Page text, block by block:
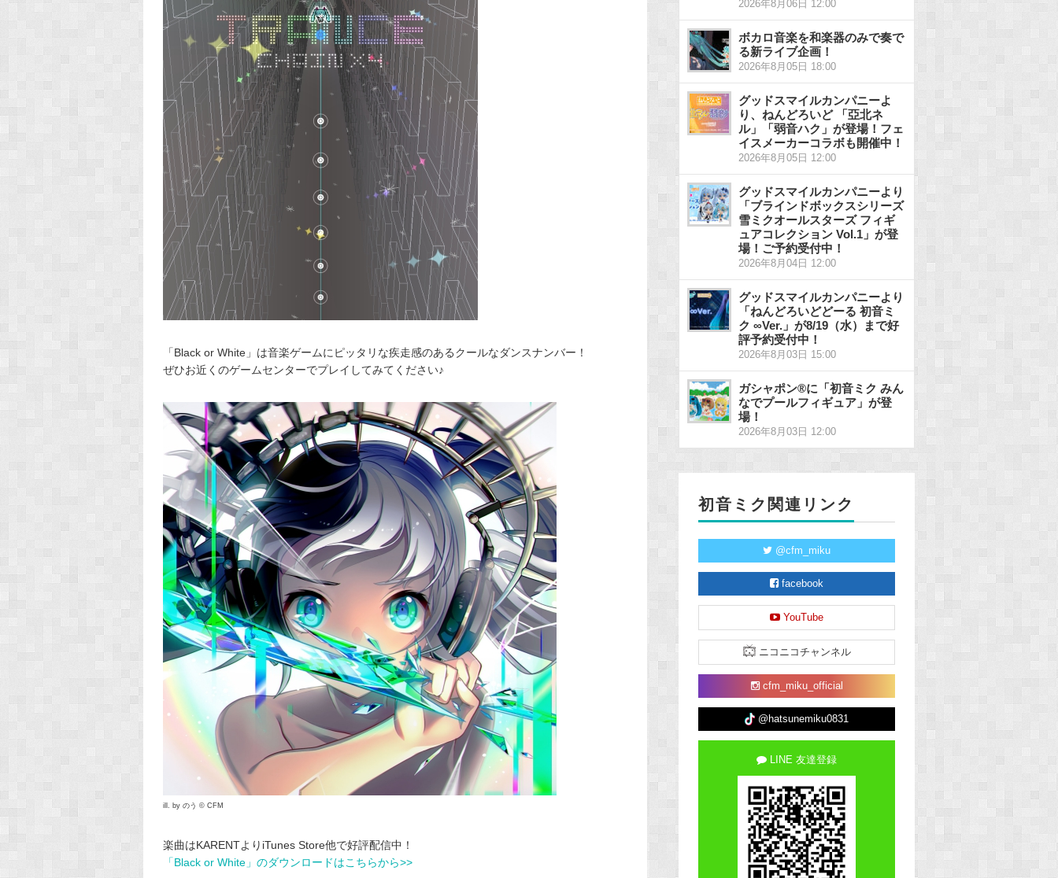
「Black or White」は音楽ゲームにピッタリな疾走感のあるクールなダンスナンバー！
ぜひお近くのゲームセンターでプレイしてみてください♪
ill. by のう © CFM
楽曲はKARENTよりiTunes Store他で好評配信中！
「Black or White」のダウンロードはこちらから>>
2026年8月06日 12:00
ボカロ音楽を和楽器のみで奏で
る新ライブ企画！
2026年8月05日 18:00
グッドスマイルカンパニーよ
り、ねんどろいど 「亞北ネ
ル」「弱音ハク」が登場！フェ
イスメーカーコラボも開催中！
2026年8月05日 12:00
グッドスマイルカンパニーより
「ブラインドボックスシリーズ
雪ミクオールスターズ フィギ
ュアコレクション Vol.1」が登
場！ご予約受付中！
2026年8月04日 12:00
グッドスマイルカンパニーより
「ねんどろいどどーる 初音ミ
ク ∞Ver.」が8/19（水）まで好
評予約受付中！
2026年8月03日 15:00
ガシャポン®に「初音ミク みん
なでプールフィギュア」が登
場！
2026年8月03日 12:00
初音ミク関連リンク
@cfm_miku
facebook
YouTube
ニコニコチャンネル
cfm_miku_official
@hatsunemiku0831
LINE 友達登録